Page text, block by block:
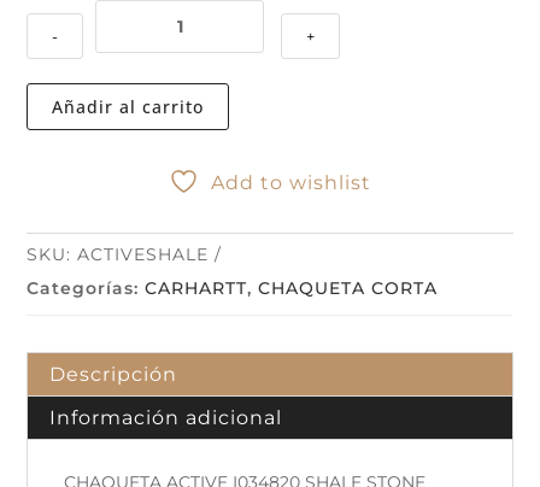
-
MARRON
+
Añadir al carrito
Add to wishlist
SKU:ACTIVESHALE
Categorías:CARHARTT,CHAQUETA CORTA
Descripción
Información adicional
CHAQUETA ACTIVE I034820 SHALE STONE